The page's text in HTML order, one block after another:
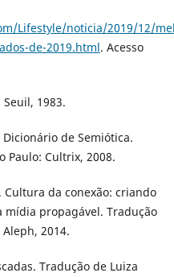
Lifestyle/noticia/2019/12/
de-2019.html. Acesso
Seuil, 1983.
Dicionário de Semiótica.
Paulo: Cultrix, 2008.
Cultura da conexão: criando
propagável. Tradução
2014.
Tradução de Luiza